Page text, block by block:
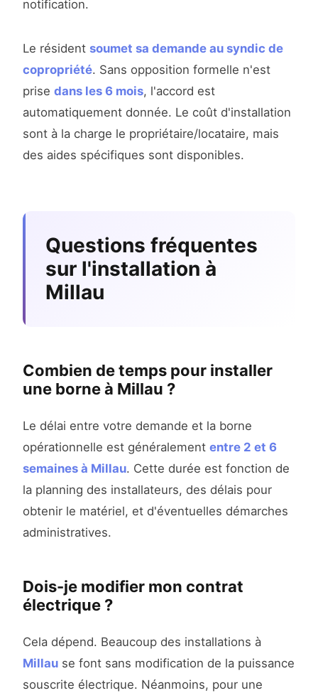
notification.
Le résident soumet sa demande au syndic de
copropriété. Sans opposition formelle n'est
prise dans les 6 mois, l'accord est
automatiquement donnée. Le coût d'installation
sont à la charge le propriétaire/locataire, mais
des aides spécifiques sont disponibles.
Questions fréquentes
sur l'installation à
Millau
Combien de temps pour installer
une borne à Millau ?
Le délai entre votre demande et la borne
opérationnelle est généralement entre 2 et 6
semaines à Millau. Cette durée est fonction de
la planning des installateurs, des délais pour
obtenir le matériel, et d'éventuelles démarches
administratives.
Dois-je modifier mon contrat
électrique ?
Cela dépend. Beaucoup des installations à
Millau se font sans modification de la puissance
souscrite électrique. Néanmoins, pour une